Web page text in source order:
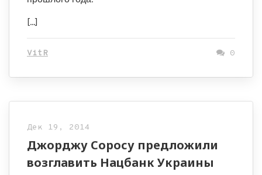
[…]
VitR 0
Дек 19, 2014
Джорджу Соросу предложили
возглавить Нацбанк Украины